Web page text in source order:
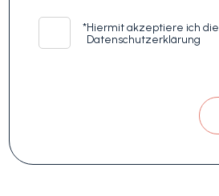
*Hiermit akzeptiere ich die
Datenschutzerklärung